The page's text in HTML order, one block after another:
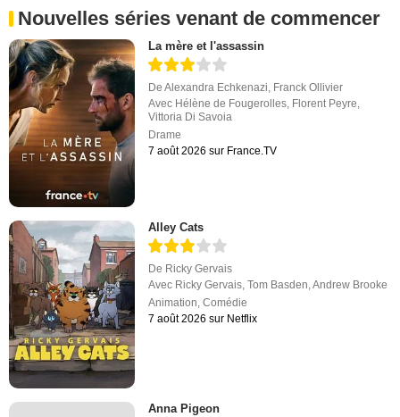
Nouvelles séries venant de commencer
La mère et l'assassin
DeAlexandra Echkenazi Franck Ollivier
Avec Hélène de Fougerolles Florent Peyre
Vittoria Di Savoia
Drame
7 août 2026 sur France.TV
Alley Cats
De Ricky Gervais
Avec Ricky Gervais,Tom Basden,Andrew Brooke
Animation,Comédie
7 août 2026 sur Netflix
Anna Pigeon